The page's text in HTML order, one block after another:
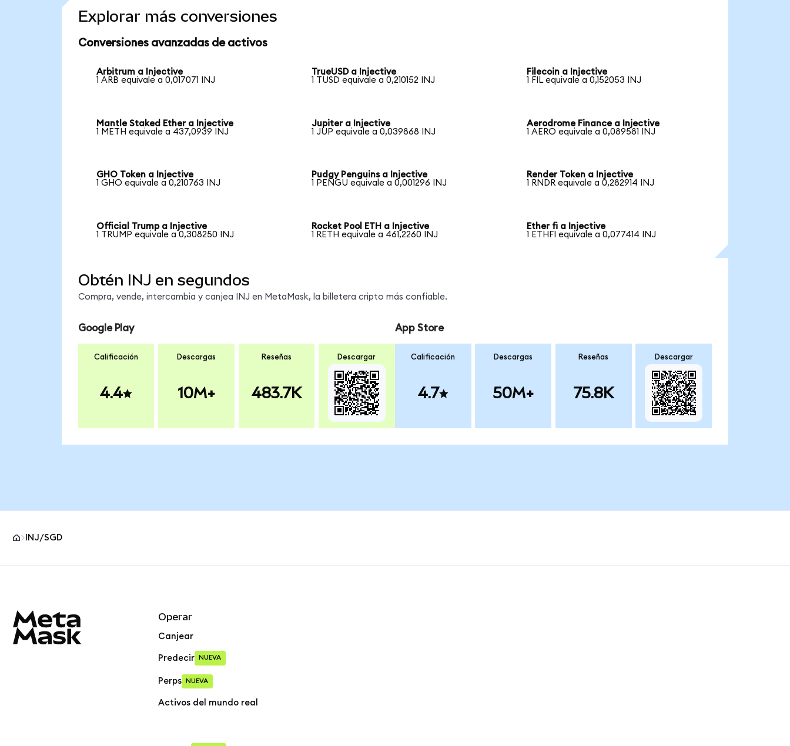
Explorar más conversiones
Conversiones avanzadas de activos
Arbitrum a Injective
1 ARB equivale a 0,017071 INJ
TrueUSD a Injective
1 TUSD equivale a 0,210152 INJ
Filecoin a Injective
1 FIL equivale a 0,152053 INJ
Mantle Staked Ether a Injective
1 METH equivale a 437,0939 INJ
Jupiter a Injective
1 JUP equivale a 0,039868 INJ
Aerodrome Finance a Injective
1 AERO equivale a 0,089581 INJ
GHO Token a Injective
1 GHO equivale a 0,210763 INJ
Pudgy Penguins a Injective
1 PENGU equivale a 0,001296 INJ
Render Token a Injective
1 RNDR equivale a 0,282914 INJ
Official Trump a Injective
1 TRUMP equivale a 0,308250 INJ
Rocket Pool ETH a Injective
1 RETH equivale a 461,2260 INJ
Ether fi a Injective
1 ETHFI equivale a 0,077414 INJ
Obtén INJ en segundos
Compra, vende, intercambia y canjea INJ en MetaMask, la billetera cripto más confiable.
Google Play
Calificación
4.4
Descargas
10M+
Reseñas
483.7K
Descargar
App Store
Calificación
4.7
Descargas
50M+
Reseñas
75.8K
Descargar
INJ/SGD
Operar
Canjear
Predecir NUEVA
Perps NUEVA
Activos del mundo real